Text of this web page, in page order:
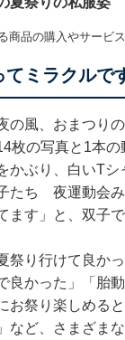
品の購入やサービ
てミラクルで
の風、おまつり
枚の写真と1本
かぶり、白いT
たち 夜運動会
ます」と、双子
祭り行けて良か
良かった」「胎
お祭り楽しめる
など、さまざま